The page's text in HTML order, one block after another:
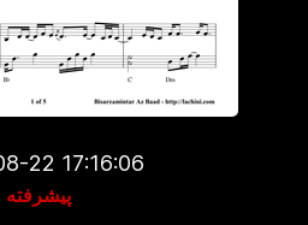
22 17:16:06
پیشرفته